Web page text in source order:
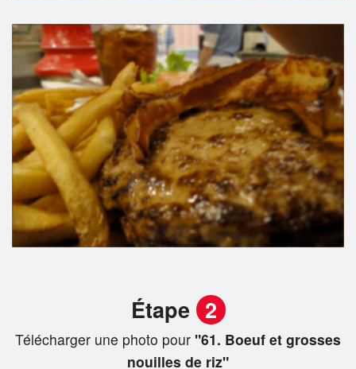
Étape 2
Télécharger une photo pour "61. Boeuf et grosses
nouilles de riz"